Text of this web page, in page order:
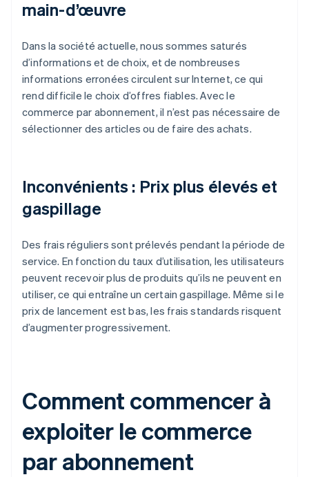
main-d’œuvre
Dans la société actuelle, nous sommes saturés
d’informations et de choix, et de nombreuses
informations erronées circulent sur Internet, ce qui
rend difficile le choix d’offres fiables. Avec le
commerce par abonnement, il n’est pas nécessaire de
sélectionner des articles ou de faire des achats.
Inconvénients : Prix plus élevés et
gaspillage
Des frais réguliers sont prélevés pendant la période de
service. En fonction du taux d’utilisation, les utilisateurs
peuvent recevoir plus de produits qu’ils ne peuvent en
utiliser, ce qui entraîne un certain gaspillage. Même si le
prix de lancement est bas, les frais standards risquent
d’augmenter progressivement.
Comment commencer à
exploiter le commerce
par abonnement